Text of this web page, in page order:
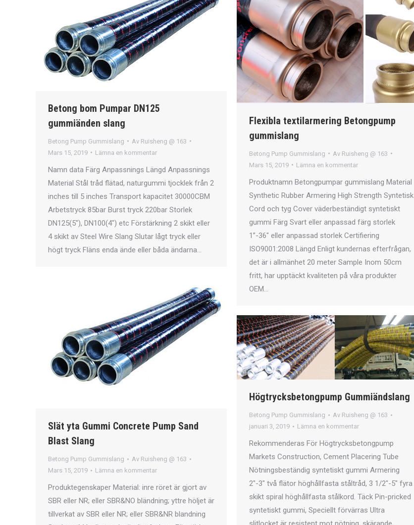
Betong bom Pumpar DN125
gummiänden slang
Betong Pump Gummislang Av Ruisheng @ 163
Mars 15, 2019
Lämna en kommentar
Namn data Färg Anpassnings Längd Anpassnings
Material Stål tråd flätad, naturgummi tjocklek från 2
inches till 5 inches Transport kapacitet 30000CBM
Arbetstryck 85bar Burst tryck 220bar Storlek
DN125(5″), DN100(4″) etc Förstärkning 2 skikt eller
4 skikt av Steel Wire Slang Slutar lågt tryck eller
högt tryck Fläns enda ände eller båda ändarna…
Flexibla textilarmering Betongpump
gummislang
Betong Pump Gummislang Av Ruisheng @ 163
Mars 15, 2019
Lämna en kommentar
Produktnamn Betongpumpar gummislang Material
Synthetic Rubber Armering High Strength Syntetisk
Cord och tyg Cover väderbeständigt syntetiskt
gummi Färg Svart eller anpassad färg storlek
1”-36″ eller anpassad storlek Certifiering
ISO9001:2008 Längd Enligt kundernas efterfrågan,
det är i allmänhet 20 meter Sample Inom 50cm
fritt, har upptäckt kvaliteten på våra produkter
OEM…
Slät yta Gummi Concrete Pump Sand
Blast Slang
Betong Pump Gummislang Av Ruisheng @ 163
Mars 15, 2019
Lämna en kommentar
Produktegenskaper Material: inre röret är gjort av
SBR eller NR; eller SBR&NO bländning; yttre höljet är
tillverkat av SBR eller NR; eller SBR&NR blandning
Högtrycksbetongpump Gummiändslang
Betong Pump Gummislang Av Ruisheng @ 163
januari 3, 2019
Lämna en kommentar
Rekommenderas För Högtrycksbetongpump
Markets Construction, Cement Placering Tube
Nötningsbeständig syntetiskt gummi Armering
2″-3″ två flätor höghållfasta ståltråd, 3 1/2″-5″ fyra
skikt spiral höghållfasta stålkord. Täck Pin-pricked
syntetiskt gummi, Speciellt förvärras Ultra